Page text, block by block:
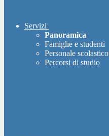
Servizi
Panoramica
Famiglie e studenti
Personale scolastico
Percorsi di studio